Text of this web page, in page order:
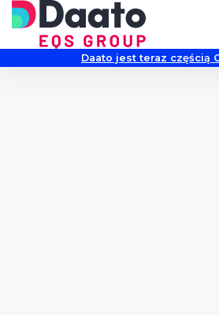
Daato jest teraz częścią